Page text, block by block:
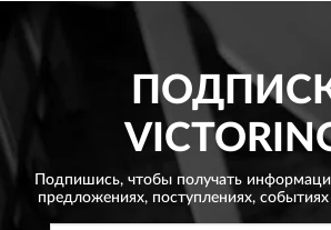
Подпишись, чтобы получать
предложениях, поступлениях,